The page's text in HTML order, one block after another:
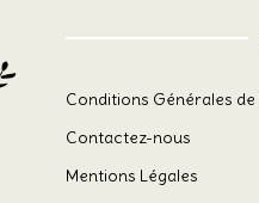
Conditions Générales de
Contactez-nous
Mentions Légales